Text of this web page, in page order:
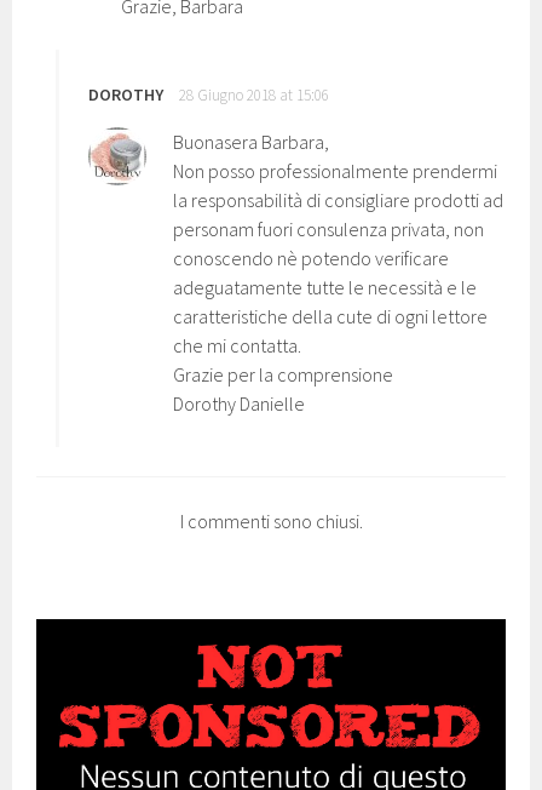
Grazie, Barbara
DOROTHY 28 Giugno 2018 at 15:06
Buonasera Barbara,
Non posso professionalmente prendermi
la responsabilità di consigliare prodotti ad
personam fuori consulenza privata, non
conoscendo nè potendo verificare
adeguatamente tutte le necessità e le
caratteristiche della cute di ogni lettore
che mi contatta.
Grazie per la comprensione
Dorothy Danielle
I commenti sono chiusi.